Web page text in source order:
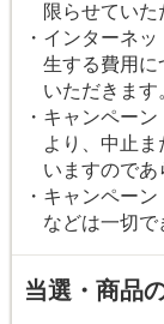
限らせていた
・インターネ
生する費用に
いただきます
・キャンペー
より、中止
いますのであ
・キャンペー
などは一切で
当選・商品